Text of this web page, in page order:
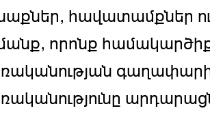
հավատամքներ
որոնք